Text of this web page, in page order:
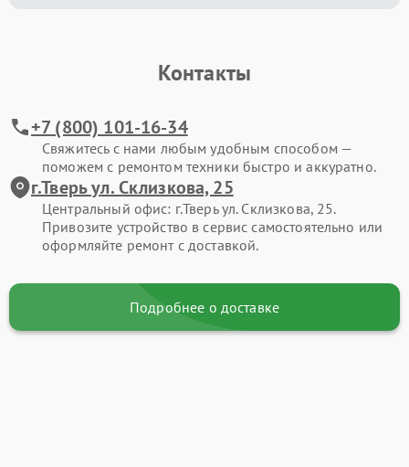
Контакты
+7 (800) 101-16-34
Свяжитесь с нами любым удобным способом —
поможем с ремонтом техники быстро и аккуратно.
г.Тверь ул. Склизкова, 25
Центральный офис: г.Тверь ул. Склизкова, 25.
Привозите устройство в сервис самостоятельно или
оформляйте ремонт с доставкой.
Подробнее о доставке